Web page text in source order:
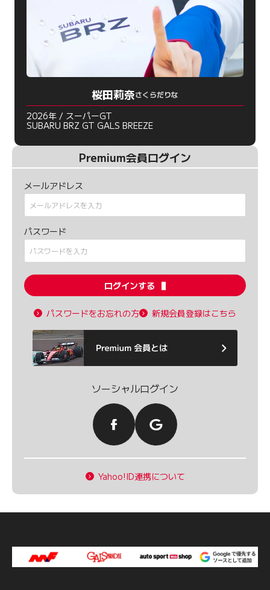
桜田莉奈さくらだりな
2026年 / スーパーGT
SUBARU BRZ GT GALS BREEZE
Premium会員ログイン
メールアドレス
パスワード
ログインする
パスワードをお忘れの方 新規会員登録はこちら
ソーシャルログイン
Yahoo!ID連携について